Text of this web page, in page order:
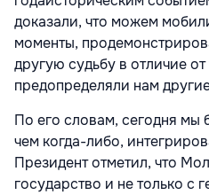
доказали, что можем
моменты,
другую судьбу в отличие
предопределяли нам
По его словам, сегодня мы
чем когда-либо,
Президент отметил, что
государство и не только с